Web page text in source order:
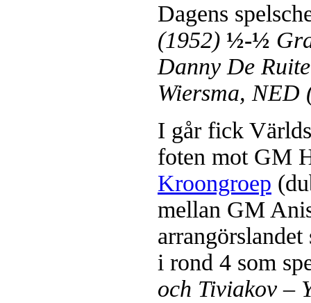
Dagens
(1952) ½-½
Danny De
Wiersma,
I går fick
foten mot GM
Kroongroep
mellan GM
i rond 4 som
och Tiviakov –